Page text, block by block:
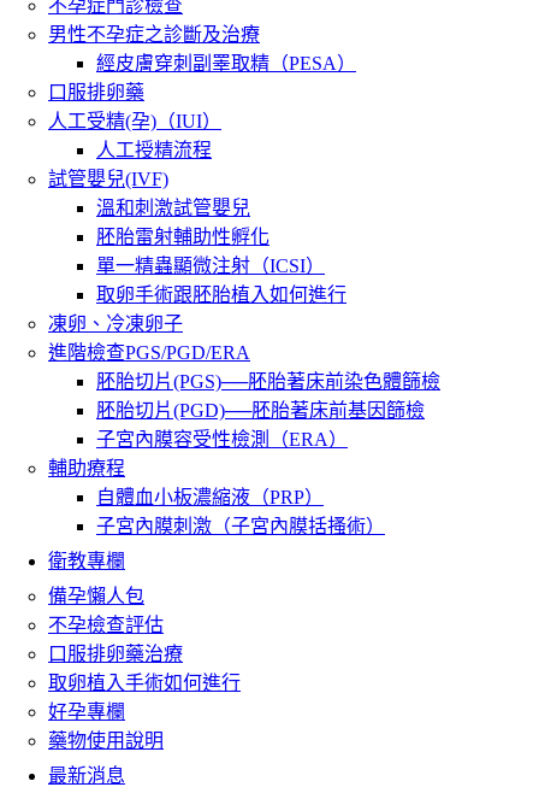
不孕症門診檢查
男性不孕症之診斷及治療
經皮膚穿刺副睪取精（PESA）
口服排卵藥
人工受精(孕)（IUI）
人工授精流程
試管嬰兒(IVF)
溫和刺激試管嬰兒
胚胎雷射輔助性孵化
單一精蟲顯微注射（ICSI）
取卵手術跟胚胎植入如何進行
凍卵、冷凍卵子
進階檢查PGS/PGD/ERA
胚胎切片(PGS)──胚胎著床前染色體篩檢
胚胎切片(PGD)──胚胎著床前基因篩檢
子宮內膜容受性檢測（ERA）
輔助療程
自體血小板濃縮液（PRP）
子宮內膜刺激（子宮內膜括搔術）
衛教專欄
備孕懶人包
不孕檢查評估
口服排卵藥治療
取卵植入手術如何進行
好孕專欄
藥物使用說明
最新消息